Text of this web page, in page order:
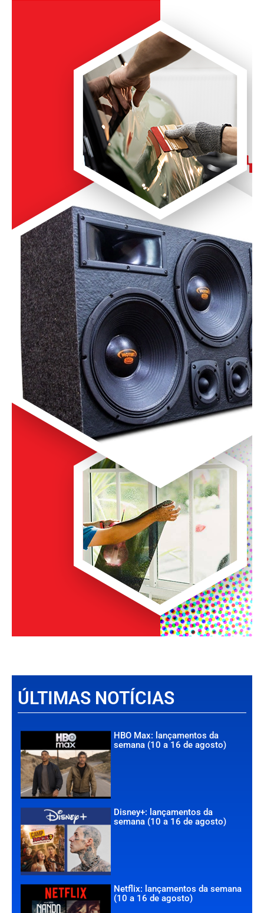
ÚLTIMAS NOTÍCIAS
HBO Max: lançamentos da
semana (10 a 16 de agosto)
Disney+: lançamentos da
semana (10 a 16 de agosto)
Netflix: lançamentos da semana
(10 a 16 de agosto)